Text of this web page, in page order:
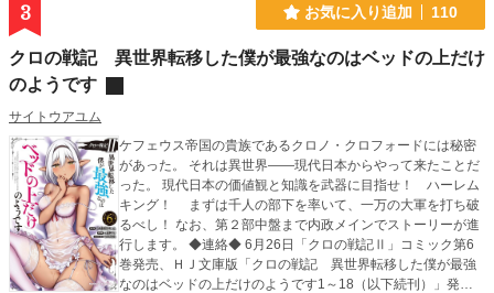
3 お気に入り追加 110
クロの戦記 異世界転移した僕が最強なのはベッドの上だけ
のようです
サイトウアユム
ケフェウス帝国の貴族であるクロノ・クロフォードには秘密
があった。 それは異世界――現代日本からやって来たことだ
った。 現代日本の価値観と知識を武器に目指せ！ ハーレム
キング！ まずは千人の部下を率いて、一万の大軍を打ち破
るべし！ なお、第２部中盤まで内政メインでストーリーが進
行します。 ◆連絡◆ 6月26日「クロの戦記Ⅱ」コミック第6
巻発売、ＨＪ文庫版「クロの戦記 異世界転移した僕が最強
なのはベッドの上だけのようです1～18（以下続刊）」発売